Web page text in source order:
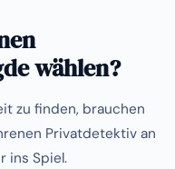
wählen?
zu finden, brauchen
Privatdetektiv an
ins Spiel.